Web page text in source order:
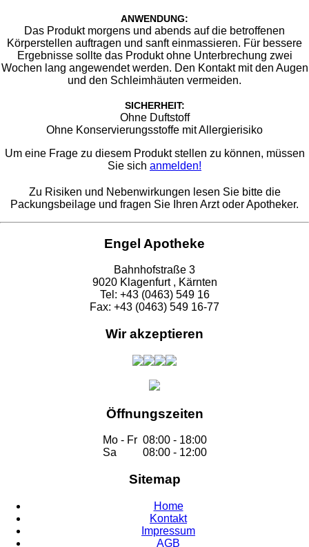
ANWENDUNG:
Das Produkt morgens und abends auf die betroffenen
Körperstellen auftragen und sanft einmassieren. Für bessere
Ergebnisse sollte das Produkt ohne Unterbrechung zwei
Wochen lang angewendet werden. Den Kontakt mit den Augen
und den Schleimhäuten vermeiden.
SICHERHEIT:
Ohne Duftstoff
Ohne Konservierungsstoffe mit Allergierisiko
Um eine Frage zu diesem Produkt stellen zu können, müssen
Sie sich anmelden!
Zu Risiken und Nebenwirkungen lesen Sie bitte die
Packungsbeilage und fragen Sie Ihren Arzt oder Apotheker.
Engel Apotheke
Bahnhofstraße 3
9020 Klagenfurt , Kärnten
Tel: +43 (0463) 549 16
Fax: +43 (0463) 549 16-77
Wir akzeptieren
Öffnungszeiten
Mo - Fr 08:00 - 18:00
Sa
08:00 - 12:00
Sitemap
Home
Kontakt
Impressum
AGB